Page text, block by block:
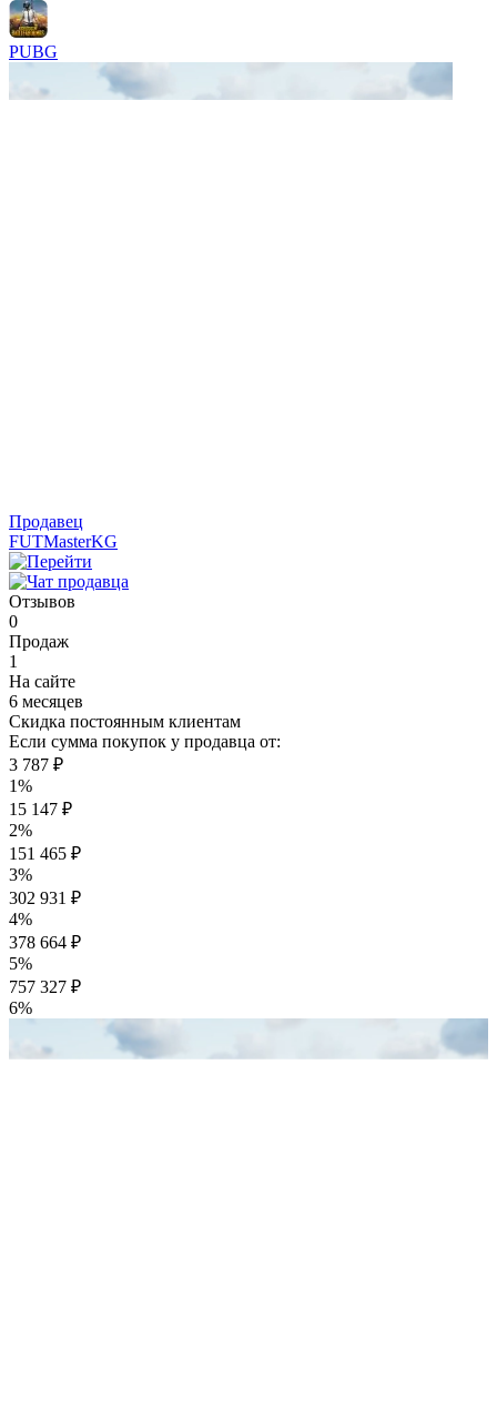
PUBG
Продавец
FUTMasterKG
Отзывов
0
Продаж
1
На сайте
6 месяцев
Скидка постоянным клиентам
Если сумма покупок у продавца от:
3 787 ₽
1%
15 147 ₽
2%
151 465 ₽
3%
302 931 ₽
4%
378 664 ₽
5%
757 327 ₽
6%